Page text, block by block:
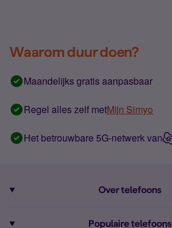
Waarom duur doen?
Maandelijks gratis aanpasbaar
Regel alles zelf metMijn Simyo
Het betrouwbare 5G-netwerk van
Over telefoons
Populaire telefoons